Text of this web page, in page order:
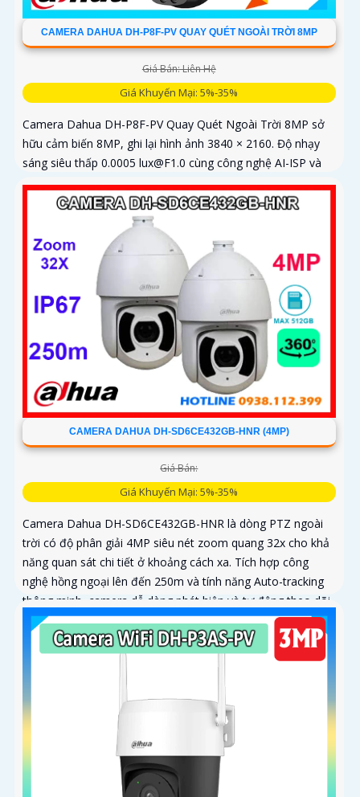
CAMERA DAHUA DH-P8F-PV QUAY QUÉT NGOÀI TRỜI 8MP
Giá Bán: Liên Hệ
Giá Khuyến Mại: 5%-35%
Camera Dahua DH-P8F-PV Quay Quét Ngoài Trời 8MP sở
hữu cảm biến 8MP, ghi lại hình ảnh 3840 × 2160. Độ nhạy
sáng siêu thấp 0.0005 lux@F1.0 cùng công nghệ AI-ISP và
cảm biến lớn...
CAMERA DAHUA DH-SD6CE432GB-HNR (4MP)
Giá Bán:
Giá Khuyến Mại: 5%-35%
Camera Dahua DH-SD6CE432GB-HNR là dòng PTZ ngoài
trời có độ phân giải 4MP siêu nét zoom quang 32x cho khả
năng quan sát chi tiết ở khoảng cách xa. Tích hợp công
nghệ hồng ngoại lên đến 250m và tính năng Auto-tracking
thông minh, camera dễ dàng phát hiện và tự động theo dõi
mục tiêu chuyển động